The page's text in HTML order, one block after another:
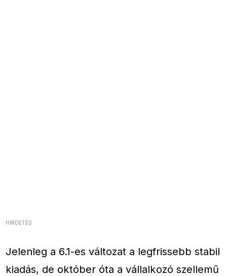
HIRDETÉS
Jelenleg a 6.1-es változat a legfrissebb stabil
kiadás, de október óta a vállalkozó szellemű